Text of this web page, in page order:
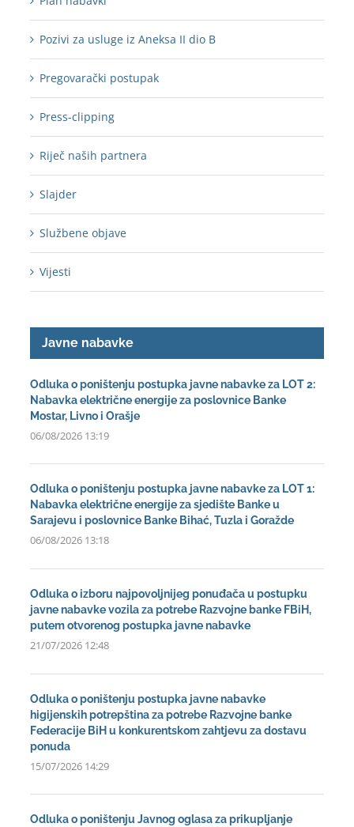
Pozivi za usluge iz Aneksa II dio B
Pregovarački postupak
Press-clipping
Riječ naših partnera
Slajder
Službene objave
Vijesti
Javne nabavke
Odluka o poništenju postupka javne nabavke za LOT 2:
Nabavka električne energije za poslovnice Banke
Mostar, Livno i Orašje
06/08/2026 13:19
Odluka o poništenju postupka javne nabavke za LOT 1:
Nabavka električne energije za sjedište Banke u
Sarajevu i poslovnice Banke Bihać, Tuzla i Goražde
06/08/2026 13:18
Odluka o izboru najpovoljnijeg ponuđača u postupku
javne nabavke vozila za potrebe Razvojne banke FBiH,
putem otvorenog postupka javne nabavke
21/07/2026 12:48
Odluka o poništenju postupka javne nabavke
higijenskih potrepština za potrebe Razvojne banke
Federacije BiH u konkurentskom zahtjevu za dostavu
ponuda
15/07/2026 14:29
Odluka o poništenju Javnog oglasa za prikupljanje